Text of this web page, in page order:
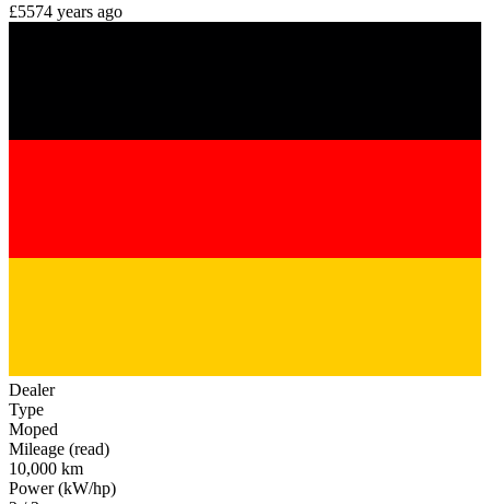
£5574 years ago
Dealer
Type
Moped
Mileage (read)
10,000 km
Power (kW/hp)